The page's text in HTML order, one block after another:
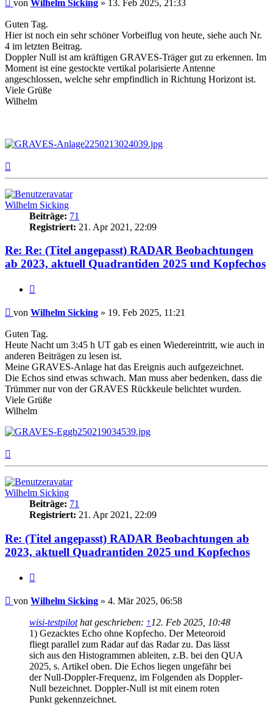
von Wilhelm Sicking » 13. Feb 2025, 21:33
Guten Tag.
Hier ist noch ein sehr schöner Vorbeiflug von heute, siehe auch Nr.
4 im letzten Beitrag.
Doppler Null ist am kräftigen GRAVES-Träger gut zu erkennen. Im
Moment ist eine gestockte vertikal polarisierte Antenne
angeschlossen, welche sehr empfindlich in Richtung Horizont ist.
Viele Grüße
Wilhelm
Wilhelm Sicking
Beiträge: 71
Registriert: 21. Apr 2021, 22:09
Re: Re: (Titel angepasst) RADAR Beobachtungen
ab 2023, aktuell Quadrantiden 2025 und Kopfechos
Beitrag
von Wilhelm Sicking » 19. Feb 2025, 11:21
Guten Tag.
Heute Nacht um 3:45 h UT gab es einen Wiedereintritt, wie auch in
anderen Beiträgen zu lesen ist.
Meine GRAVES-Anlage hat das Ereignis auch aufgezeichnet.
Die Echos sind etwas schwach. Man muss aber bedenken, dass die
Trümmer nur von der GRAVES Rückkeule belichtet wurden.
Viele Grüße
Wilhelm
Wilhelm Sicking
Beiträge: 71
Registriert: 21. Apr 2021, 22:09
Re: (Titel angepasst) RADAR Beobachtungen ab
2023, aktuell Quadrantiden 2025 und Kopfechos
Beitrag
von Wilhelm Sicking » 4. Mär 2025, 06:58
wisi-testpilothat geschrieben: ↑ 12. Feb 2025, 10:48
1) Gezacktes Echo ohne Kopfecho. Der Meteoroid
fliegt parallel zum Radar auf das Radar zu. Das lässt
sich aus den Histogrammen ableiten, z.B. bei den QUA
2025, s. Artikel oben. Die Echos liegen ungefähr bei
der Null-Doppler-Frequenz, im Folgenden als Doppler-
Null bezeichnet. Doppler-Null ist mit einem roten
Punkt gekennzeichnet.